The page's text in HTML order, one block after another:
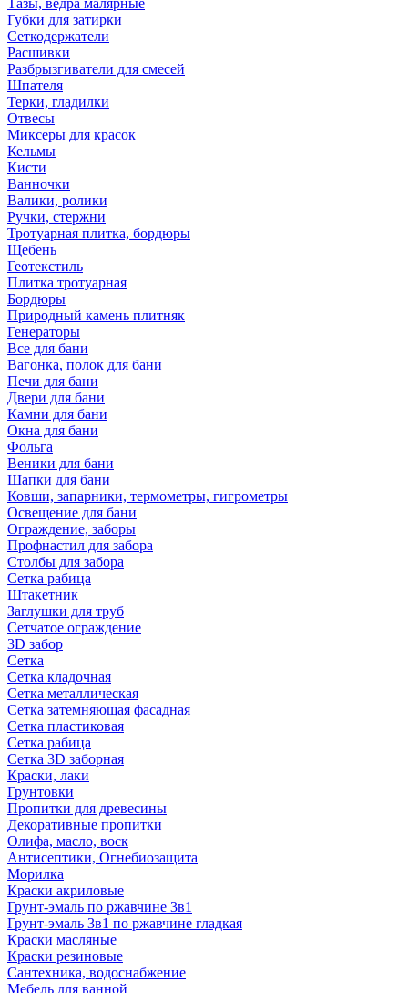
Тазы, ведра малярные
Губки для затирки
Сеткодержатели
Расшивки
Разбрызгиватели для смесей
Шпателя
Терки, гладилки
Отвесы
Миксеры для красок
Кельмы
Кисти
Ванночки
Валики, ролики
Ручки, стержни
Тротуарная плитка, бордюры
Щебень
Геотекстиль
Плитка тротуарная
Бордюры
Природный камень плитняк
Генераторы
Все для бани
Вагонка, полок для бани
Печи для бани
Двери для бани
Камни для бани
Окна для бани
Фольга
Веники для бани
Шапки для бани
Ковши, запарники, термометры, гигрометры
Освещение для бани
Ограждение, заборы
Профнастил для забора
Столбы для забора
Сетка рабица
Штакетник
Заглушки для труб
Сетчатое ограждение
3D забор
Сетка
Сетка кладочная
Сетка металлическая
Сетка затемняющая фасадная
Сетка пластиковая
Сетка рабица
Сетка 3D заборная
Краски, лаки
Грунтовки
Пропитки для древесины
Декоративные пропитки
Олифа, масло, воск
Антисептики, Огнебиозащита
Морилка
Краски акриловые
Грунт-эмаль по ржавчине 3в1
Грунт-эмаль 3в1 по ржавчине гладкая
Краски масляные
Краски резиновые
Сантехника, водоснабжение
Мебель для ванной